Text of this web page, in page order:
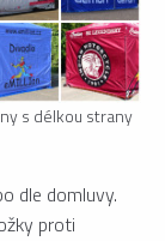
s délkou strany
dle domluvy.
proti